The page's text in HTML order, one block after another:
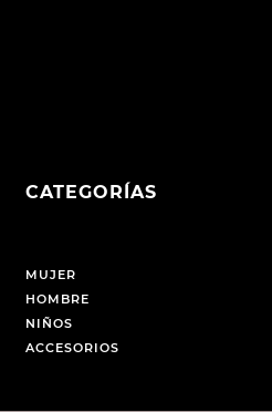
CATEGORÍAS
MUJER
HOMBRE
NIÑOS
ACCESORIOS